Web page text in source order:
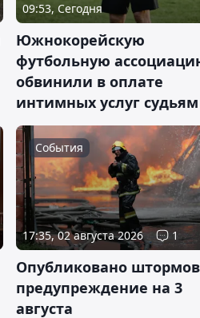
09:53, Сегодня
Южнокорейскую
футбольную
обвинили в оплате
интимных услуг судьям
События
17:35, 02 августа 2026 1
Опубликовано
предупреждение на 3
августа